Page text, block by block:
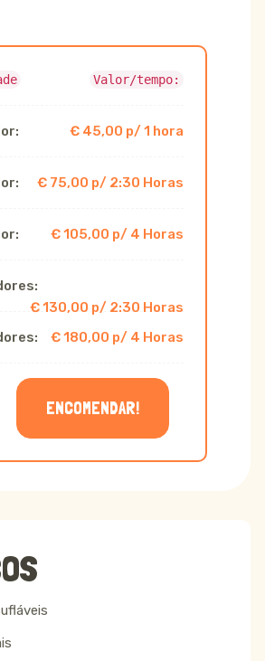
Valor/tempo:
€ 45,00 p/ 1 hora
€ 75,00 p/ 2:30 Horas
€ 105,00 p/ 4 Horas
€ 130,00 p/ 2:30 Horas
€ 180,00 p/ 4 Horas
ENCOMENDAR!